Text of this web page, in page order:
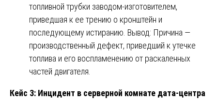
топливной трубки заводом-изготовителем,
приведшая к ее трению о кронштейн и
последующему истиранию. Вывод: Причина —
производственный дефект, приведший к утечке
топлива и его воспламенению от раскаленных
частей двигателя.
Кейс 3: Инцидент в серверной комнате дата-центра